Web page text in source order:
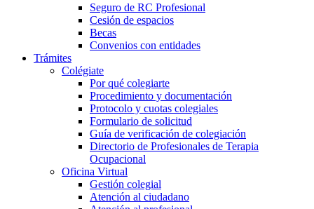
Seguro de RC Profesional
Cesión de espacios
Becas
Convenios con entidades
Trámites
Colégiate
Por qué colegiarte
Procedimiento y documentación
Protocolo y cuotas colegiales
Formulario de solicitud
Guía de verificación de colegiación
Directorio de Profesionales de Terapia
Ocupacional
Oficina Virtual
Gestión colegial
Atención al ciudadano